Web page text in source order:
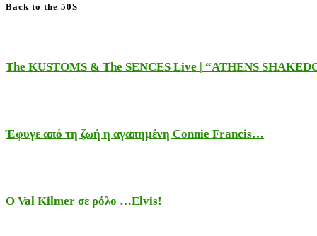
Back to the 50S
The KUSTOMS & The SENCES Live | “ATHENS
Έφυγε από τη ζωή η αγαπημένη Connie Francis…
Ο Val Kilmer σε ρόλο …Elvis!